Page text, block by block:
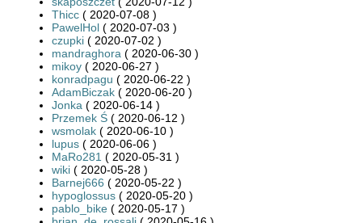
Thicc ( 2020-07-08 )
PawelHol ( 2020-07-03 )
czupki ( 2020-07-02 )
mandraghora ( 2020-06-30 )
mikoy ( 2020-06-27 )
konradpagu ( 2020-06-22 )
AdamBiczak ( 2020-06-20 )
Jonka ( 2020-06-14 )
Przemek Ś ( 2020-06-12 )
wsmolak ( 2020-06-10 )
lupus ( 2020-06-06 )
MaRo281 ( 2020-05-31 )
wiki ( 2020-05-28 )
Barnej666 ( 2020-05-22 )
hypoglossus ( 2020-05-20 )
pablo_bike ( 2020-05-17 )